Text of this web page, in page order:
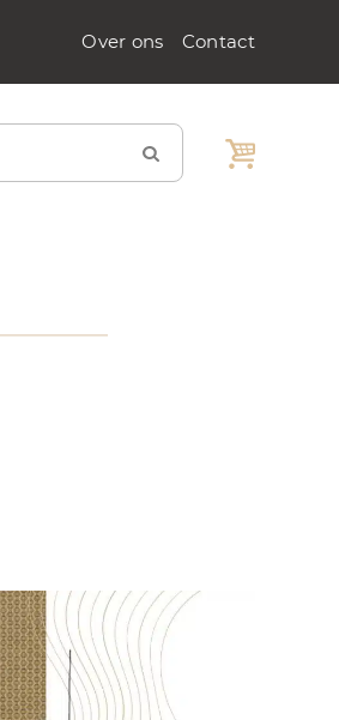
Over ons Contact